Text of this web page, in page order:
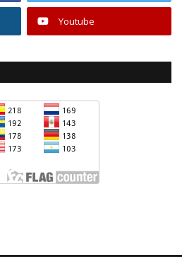
Youtube